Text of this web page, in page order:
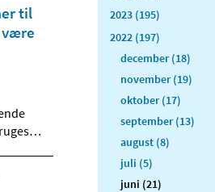
til
være
…
2023 (195)
2022 (197)
december (18)
november (19)
oktober (17)
september (13)
august (8)
juli (5)
juni (21)